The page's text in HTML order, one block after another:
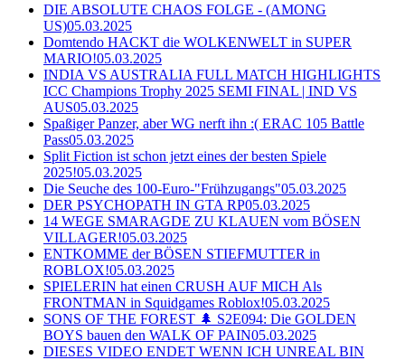
DIE ABSOLUTE CHAOS FOLGE - (AMONG
US)05.03.2025
Domtendo HACKT die WOLKENWELT in SUPER
MARIO!05.03.2025
INDIA VS AUSTRALIA FULL MATCH HIGHLIGHTS
ICC Champions Trophy 2025 SEMI FINAL | IND VS
AUS05.03.2025
Spaßiger Panzer, aber WG nerft ihn :( ERAC 105 Battle
Pass05.03.2025
Split Fiction ist schon jetzt eines der besten Spiele
2025!05.03.2025
Die Seuche des 100-Euro-"Frühzugangs"05.03.2025
DER PSYCHOPATH IN GTA RP05.03.2025
14 WEGE SMARAGDE ZU KLAUEN vom BÖSEN
VILLAGER!05.03.2025
ENTKOMME der BÖSEN STIEFMUTTER in
ROBLOX!05.03.2025
SPIELERIN hat einen CRUSH AUF MICH Als
FRONTMAN in Squidgames Roblox!05.03.2025
SONS OF THE FOREST 🌲 S2E094: Die GOLDEN
BOYS bauen den WALK OF PAIN05.03.2025
DIESES VIDEO ENDET WENN ICH UNREAL BIN